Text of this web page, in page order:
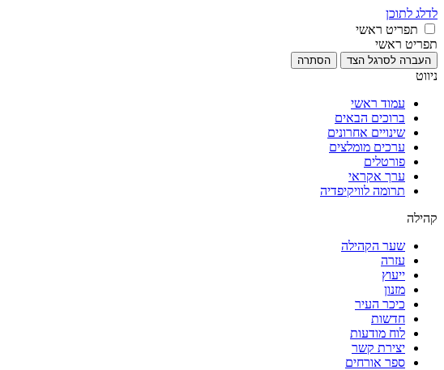
לדלג לתוכן
תפריט ראשי
תפריט ראשי
העברה לסרגל הצד הסתרה
ניווט
עמוד ראשי
ברוכים הבאים
שינויים אחרונים
ערכים מומלצים
פורטלים
ערך אקראי
תרומה לוויקיפדיה
קהילה
שער הקהילה
עזרה
ייעוץ
מזנון
כיכר העיר
חדשות
לוח מודעות
יצירת קשר
ספר אורחים